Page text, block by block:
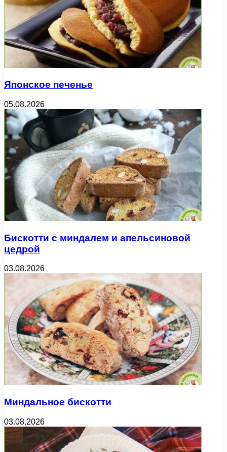
Японское печенье
05.08.2026
Бискотти с миндалем и апельсиновой
цедрой
03.08.2026
Миндальное бискотти
03.08.2026